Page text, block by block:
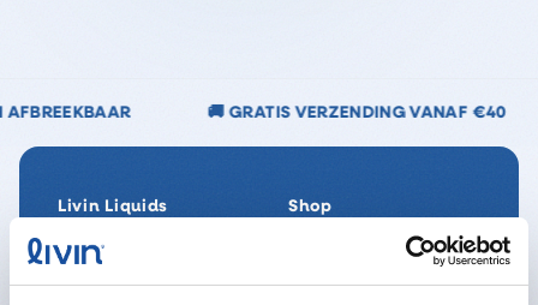
🚚 GRATIS VERZENDING VANAF €40 🌿
Livin Liquids
Ons verhaal
Onze Impact
Shop
SpaReady